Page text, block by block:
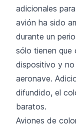
adicionales
avión ha sido
durante un
sólo tienen que
dispositivo y
aeronave.
difundido, el
baratos.
Aviones de